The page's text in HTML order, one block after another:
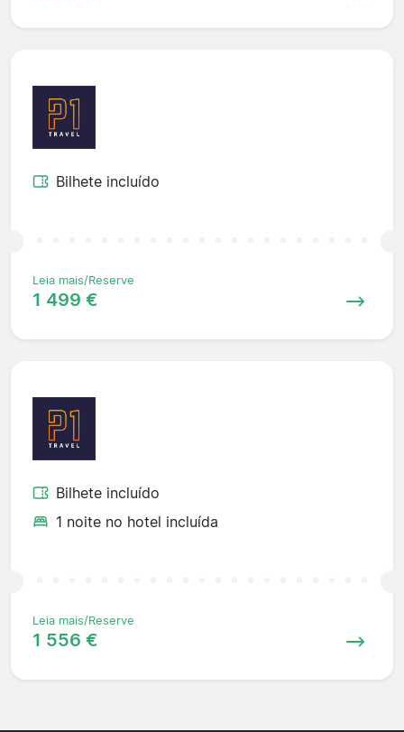
Bilhete incluído
Leia mais/Reserve
1 499 €
Bilhete incluído
1 noite no hotel incluída
Leia mais/Reserve
1 556 €